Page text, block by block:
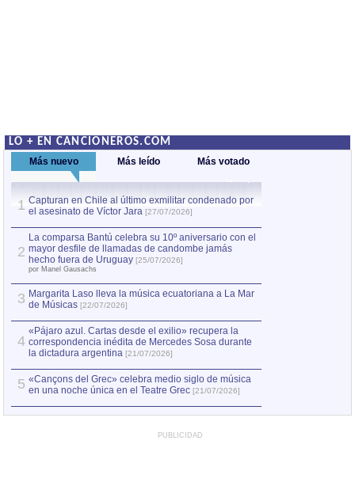
LO + EN CANCIONEROS.COM
Más nuevo Más leído Más votado
1 Capturan en Chile al último exmilitar condenado por
el asesinato de Víctor Jara [27/07/2026]
2
La comparsa Bantú celebra su 10º aniversario con el
mayor desfile de llamadas de candombe jamás
hecho fuera de Uruguay [25/07/2026]
por Manel Gausachs
3 Margarita Laso lleva la música ecuatoriana a La Mar
de Músicas [22/07/2026]
4
«Pájaro azul. Cartas desde el exilio» recupera la
correspondencia inédita de Mercedes Sosa durante
la dictadura argentina [21/07/2026]
5 «Cançons del Grec» celebra medio siglo de música
en una noche única en el Teatre Grec [21/07/2026]
PUBLICIDAD